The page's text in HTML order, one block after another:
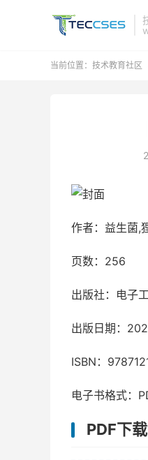
当前位置： 技术教育社区
作者：益生菌,
页数：256
出版社：电子
出版日期：
ISBN：
电子书格式：
PDF下